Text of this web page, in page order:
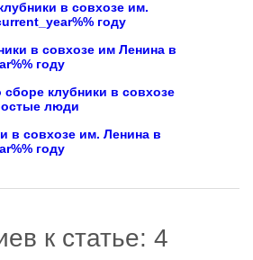
в совхозе им.
году
в совхозе им Ленина в
году
сборе клубники в совхозе
люди
в совхозе им. Ленина в
году
к статье: 4